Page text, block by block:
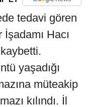
tedavi gören
Hacı
yaşadığı
müteakip
kılındı. İl